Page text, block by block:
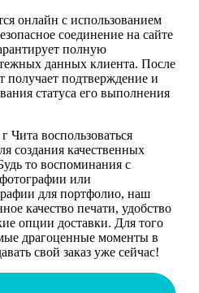
онлайн с использованием
соединение на сайте
полную
данных клиента. После
получает подтверждение и
статуса его выполнения
воспользоваться
создания качественных
то воспоминания с
или
для портфолио, наш
качество печати, удобство
опции доставки. Для того
драгоценные моменты в
свой заказ уже сейчас!